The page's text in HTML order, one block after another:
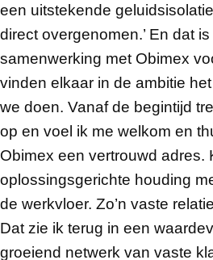
een uitstekende
direct overgenomen.’ En dat
samenwerking met Obimex
vinden elkaar in de ambitie
we doen. Vanaf de begintijd
op en voel ik me welkom en
Obimex een vertrouwd adres.
oplossingsgerichte houding
de werkvloer. Zo’n vaste
Dat zie ik terug in een
groeiend netwerk van vaste